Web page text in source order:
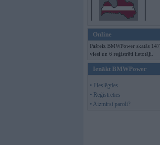
Online
Pašreiz BMWPower skatās 147
viesi un 6 reģistrēti lietotāji.
Ienākt BMWPower
• Pieslēgties
• Reģistrēties
• Aizmirsi paroli?